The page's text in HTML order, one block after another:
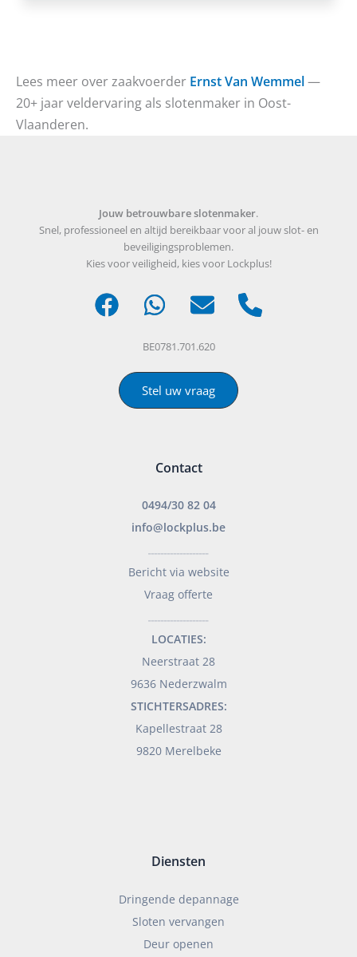
Lees meer over zaakvoerder Ernst Van Wemmel—
20+ jaar veldervaring als slotenmaker in Oost-
Vlaanderen.
Jouw betrouwbare slotenmaker.
Snel, professioneel en altijd bereikbaar voor al jouw slot- en
beveiligingsproblemen.
Kies voor veiligheid, kies voor Lockplus!
BE0781.701.620
Stel uw vraag
Contact
0494/30 82 04
info@lockplus.be
Bericht via website
Vraag offerte
LOCATIES:
Neerstraat 28
9636 Nederzwalm
STICHTERSADRES:
Kapellestraat 28
9820 Merelbeke
Diensten
Dringende depannage
Sloten vervangen
Deur openen